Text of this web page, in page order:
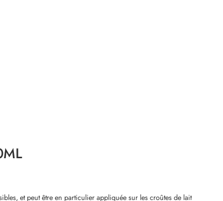
et peut être en particulier appliquée sur les croûtes de lait